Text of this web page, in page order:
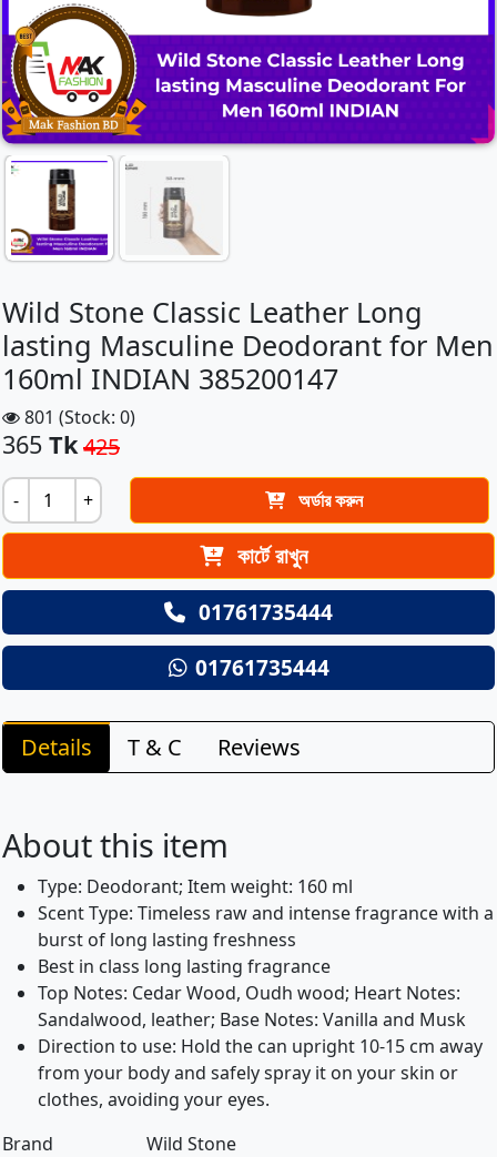
Wild Stone Classic Leather Long
lasting Masculine Deodorant for Men
160ml INDIAN 385200147
801 (Stock: 0)
365 Tk425
- + অর্ডার করুন
কার্টে রাখুন
01761735444
01761735444
Details T & C Reviews
About this item
Type: Deodorant; Item weight: 160 ml
Scent Type: Timeless raw and intense fragrance with a
burst of long lasting freshness
Best in class long lasting fragrance
Top Notes: Cedar Wood, Oudh wood; Heart Notes:
Sandalwood, leather; Base Notes: Vanilla and Musk
Direction to use: Hold the can upright 10-15 cm away
from your body and safely spray it on your skin or
clothes, avoiding your eyes.
Brand
Wild Stone